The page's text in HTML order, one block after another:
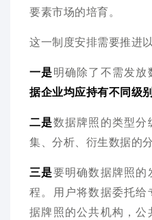
要素市场的培育。
这一制度安排需要推进
一是明确除了不需发
据企业均应持有不同级
二是数据牌照的类型分
集、分析、衍生数据的
三是要明确数据牌照的
程。用户将数据委托给
据牌照的公共机构，